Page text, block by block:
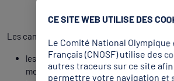
Les candidats éligibles sont :
les élu.e.s, cadres salarié.e.s ou
membres du CNOSF et affiliées à une
CE SITE WEB UTILISE DES
Le Comité National
Français (CNOSF) utilise des
autres traceurs sur ce site
permettre votre navigation et